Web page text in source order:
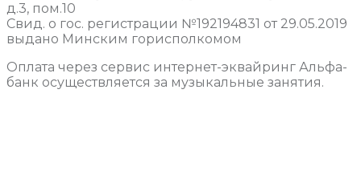
д.3, пом.10
Свид. о гос. регистрации №192194831 от 29.05.2019
выдано Минским горисполкомом
Оплата через сервис интернет-эквайринг Альфа-
банк осуществляется за музыкальные занятия.